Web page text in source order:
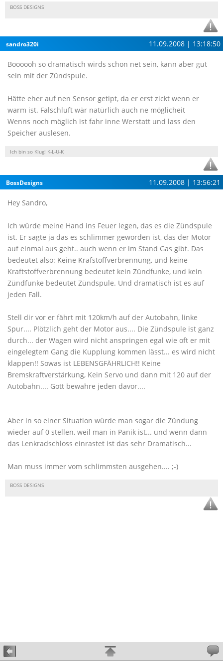
BOSS DESIGNS
sandro320i 11.09.2008 | 13:18:50
Boooooh so dramatisch wirds schon net sein, kann aber gut
sein mit der Zündspule.
Hätte eher auf nen Sensor getipt, da er erst zickt wenn er
warm ist. Falschluft wär natürlich auch ne möglicheit
Wenns noch möglich ist fahr inne Werstatt und lass den
Speicher auslesen.
Ich bin so Klug! K-L-U-K
BossDesigns 11.09.2008 | 13:56:21
Hey Sandro,
Ich würde meine Hand ins Feuer legen, das es die Zündspule
ist. Er sagte ja das es schlimmer geworden ist, das der Motor
auf einmal aus geht.. auch wenn er im Stand Gas gibt. Das
bedeutet also: Keine Krafstoffverbrennung, und keine
Kraftstoffverbrennung bedeutet kein Zündfunke, und kein
Zündfunke bedeutet Zündspule. Und dramatisch ist es auf
jeden Fall.
Stell dir vor er fährt mit 120km/h auf der Autobahn, linke
Spur.... Plötzlich geht der Motor aus.... Die Zündspule ist ganz
durch... der Wagen wird nicht anspringen egal wie oft er mit
eingelegtem Gang die Kupplung kommen lässt... es wird nicht
klappen!! Sowas ist LEBENSGFÄHRLICH!! Keine
Bremskraftverstärkung, Kein Servo und dann mit 120 auf der
Autobahn.... Gott bewahre jeden davor....
Aber in so einer Situation würde man sogar die Zündung
wieder auf 0 stellen, weil man in Panik ist... und wenn dann
das Lenkradschloss einrastet ist das sehr Dramatisch...
Man muss immer vom schlimmsten ausgehen.... ;-)
BOSS DESIGNS